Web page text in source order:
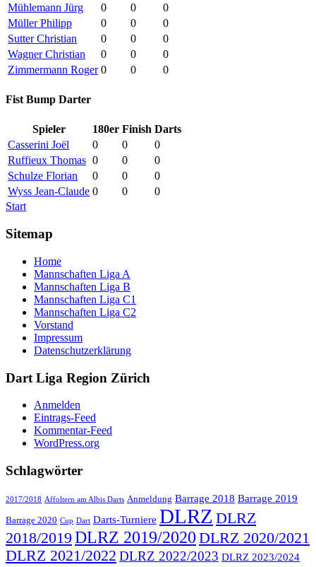
Mühlemann Jürg
0 0
0
Müller Philipp
0 0
0
Sutter Christian
0 0
0
Wagner Christian
0 0
0
Zimmermann Roger 0 0 0
Fist Bump Darter
Spieler 180er Finish Darts
Casserini Joël
0 0
0
Ruffieux Thomas 0 0
0
Schulze Florian
0 0
0
Wyss Jean-Claude 0 0
0
Start
Sitemap
Home
Mannschaften Liga A
Mannschaften Liga B
Mannschaften Liga C1
Mannschaften Liga C2
Vorstand
Impressum
Datenschutzerklärung
Dart Liga Region Zürich
Anmelden
Eintrags-Feed
Kommentar-Feed
WordPress.org
Schlagwörter
2017/2018 Affoltern am Albis Darts Anmeldung Barrage 2018 Barrage 2019
Barrage 2020 Cup Dart Darts-Turniere DLRZ DLRZ
2018/2019 DLRZ 2019/2020 DLRZ 2020/2021
DLRZ 2021/2022 DLRZ 2022/2023 DLRZ 2023/2024